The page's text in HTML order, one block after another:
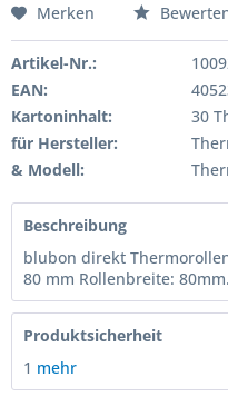
Merken
Artikel-Nr.:
EAN:
Kartoninhalt:
30
für Hersteller:
& Modell:
Beschreibung
blubon direkt
80 mm Rollenbreite:
Produktsicherheit
1 mehr